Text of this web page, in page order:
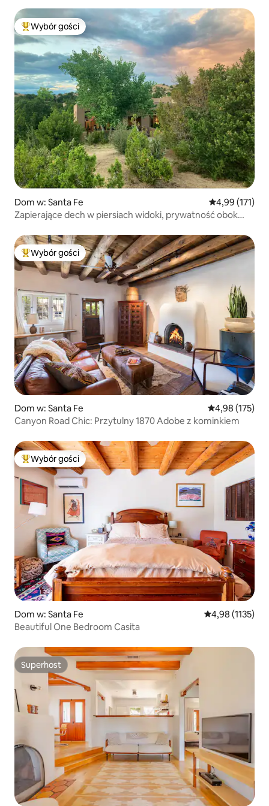
Najpopularniejsze z kategorii Wybór gości
Wybór gości
Dom w: Santa Fe Średnia
4,99 (171)
Zapierające dech w piersiach widoki, prywatność obok
Najpopularniejsze z kategorii Wybór gości
Wybór gości
Dom w: Santa Fe Średnia
4,98 (175)
Canyon Road Chic: Przytulny 1870 Adobe z kominkiem
Najpopularniejsze z kategorii Wybór gości
Wybór gości
Dom w: Santa Fe Średnia ocena:
4,98 (1135)
Beautiful One Bedroom Casita
Superhost
Superhost